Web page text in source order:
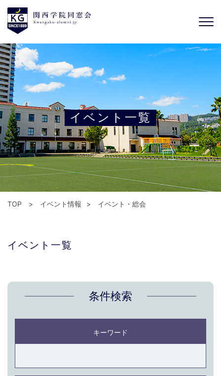
イベント一覧
TOP イベント情報 イベント・総会
イベント一覧
条件検索
キーワード